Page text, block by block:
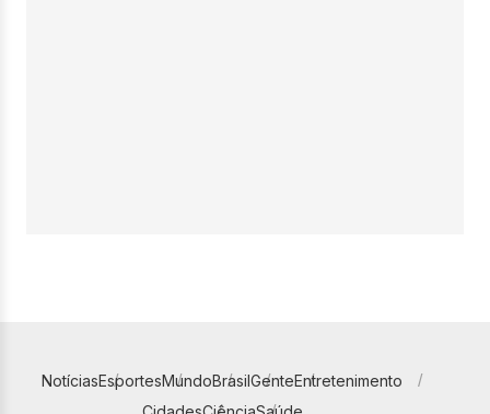
NotíciasEsportesMundoBrasilGenteEntretenimento